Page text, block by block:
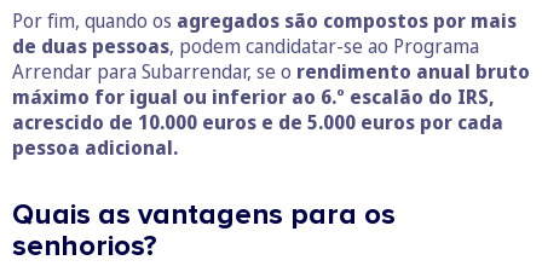
Por fim, quando os agregados são compostos por mais
de duas pessoas, podem candidatar-se ao Programa
Arrendar para Subarrendar, se o rendimento anual bruto
máximo for igual ou inferior ao 6.º escalão do IRS,
acrescido de 10.000 euros e de 5.000 euros por cada
pessoa adicional.
Quais as vantagens para os
senhorios?